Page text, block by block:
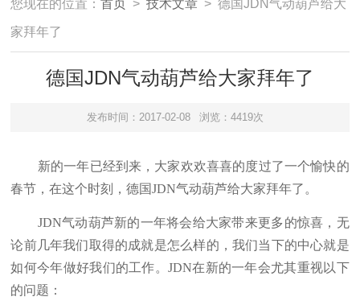
您现在的位置：首页 >技术文章 > 德国JDN气动葫芦给大
家拜年了
德国JDN气动葫芦给大家拜年了
发布时间：2017-02-08 浏览：4419次
新的一年已经到来，大家欢欢喜喜的度过了一个愉快的
春节，在这个时刻，德国JDN气动葫芦给大家拜年了。
JDN气动葫芦新的一年将会给大家带来更多的惊喜，无
论前几年我们取得的成就是怎么样的，我们当下的中心就是
如何今年做好我们的工作。JDN在新的一年会尤其重视以下
的问题：